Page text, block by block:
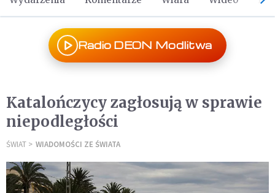
Radio DEON Modlitwa
Katalończycy zagłosują w sprawie
niepodległości
ŚWIAT WIADOMOŚCI ZE ŚWIATA